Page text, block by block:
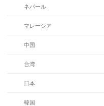
ネパール
マレーシア
中国
台湾
日本
韓国